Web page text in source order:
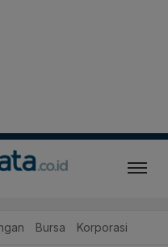
Bursa Korporasi